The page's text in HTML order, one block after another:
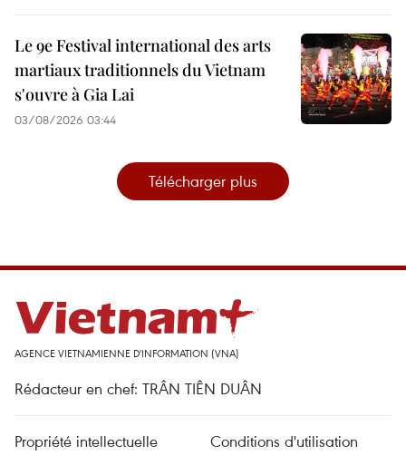
Le 9e Festival international des arts
martiaux traditionnels du Vietnam
s'ouvre à Gia Lai
03/08/2026 03:44
Télécharger plus
AGENCE VIETNAMIENNE D'INFORMATION (VNA)
Rédacteur en chef: TRÂN TIÊN DUÂN
Propriété intellectuelle
Conditions d'utilisation